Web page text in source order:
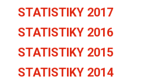
STATISTIKY 2017
STATISTIKY 2016
STATISTIKY 2015
STATISTIKY 2014